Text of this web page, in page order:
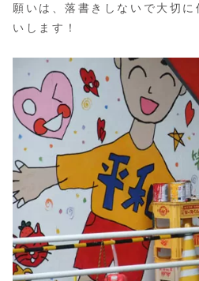
願いは、落書きしないで大切
いします！